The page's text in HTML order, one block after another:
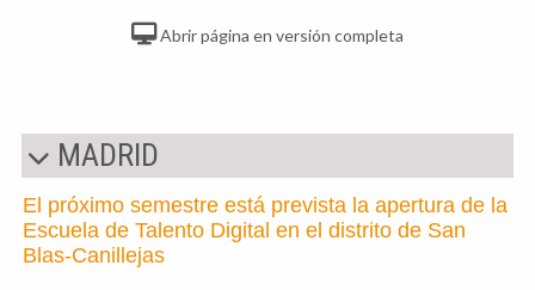
Abrir página en versión completa
MADRID
El próximo semestre está prevista la apertura de la
Escuela de Talento Digital en el distrito de San
Blas-Canillejas